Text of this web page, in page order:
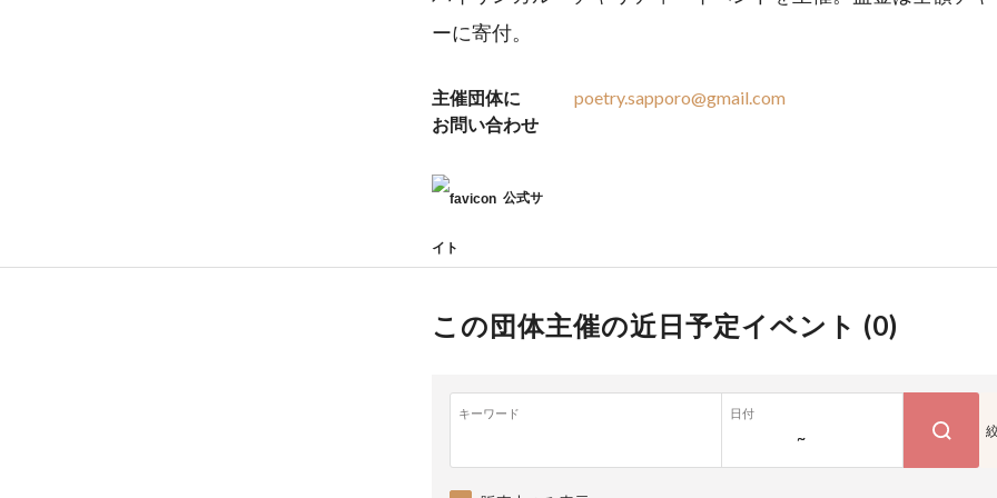
ーに寄付。
主催団体に
お問い合わせ
poetry.sapporo@gmail.com
公式サ
イト
この団体主催の近日予定イベント (0)
キーワード 日付
~